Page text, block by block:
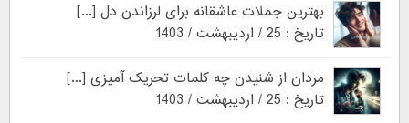
بهترین جملات عاشقانه برای لرزاندن دل [...]
تاریخ : 25 / اردیبهشت / 1403
مردان از شنیدن چه کلمات تحریک آمیزی [...]
تاریخ : 25 / اردیبهشت / 1403